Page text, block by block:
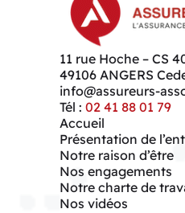
11 rue Hoche – CS
49106 ANGERS
info@assureurs-
Tél : 02 41 88 01 79
Accueil
Présentation de
Notre raison d’être
Nos engagements
Notre charte de
Nos vidéos